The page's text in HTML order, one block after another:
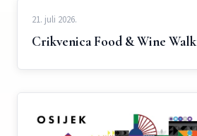
21. juli 2026.
Crikvenica Food & Wine Walk